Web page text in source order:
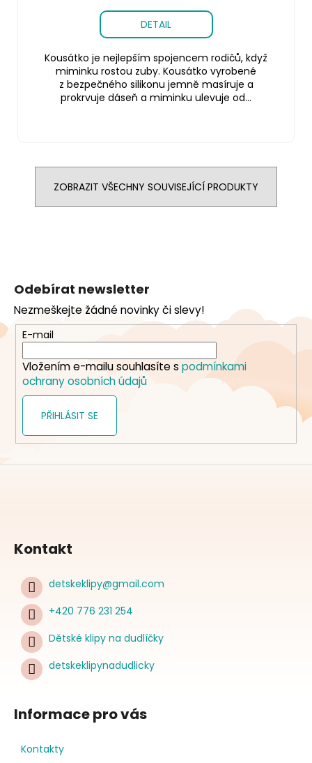
DETAIL
Kousátko je nejlepším spojencem rodičů, když
miminku rostou zuby. Kousátko vyrobené
z bezpečného silikonu jemně masíruje a
prokrvuje dáseň a miminku ulevuje od...
ZOBRAZIT VŠECHNY SOUVISEJÍCÍ PRODUKTY
a
t
Odebírat newsletter
Nezmeškejte žádné novinky či slevy!
E-mail
Vložením e-mailu souhlasíte s podmínkami
ochrany osobních údajů
PŘIHLÁSIT SE
Kontakt
detskeklipy@gmail.com
+420 776 231 254
Dětské klipy na dudlíčky
detskeklipynadudlicky
Informace pro vás
Kontakty